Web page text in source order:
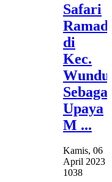
Safari
di
Kec.
Sebagai
Upaya
M ...
Kamis, 06
April 2023
1038